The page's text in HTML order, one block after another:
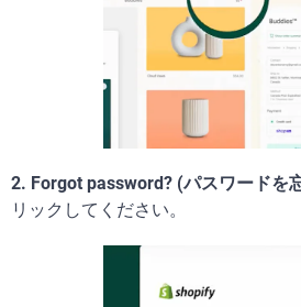
2. Forgot password? (パスワードを
リックしてください。